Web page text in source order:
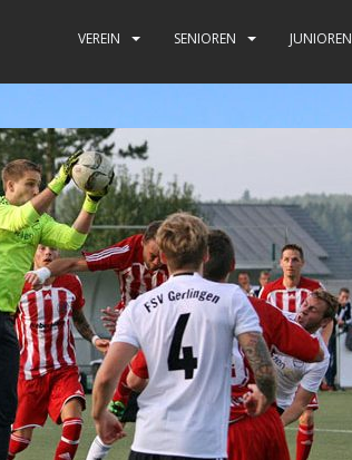
VEREIN SENIOREN JUNIOREN